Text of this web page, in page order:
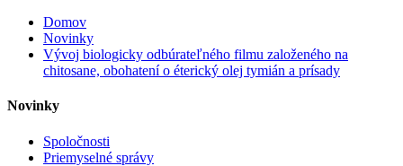
Domov
Novinky
Vývoj biologicky odbúrateľného filmu založeného na
chitosane, obohatení o éterický olej tymián a prísady
Novinky
Spoločnosti
Priemyselné správy